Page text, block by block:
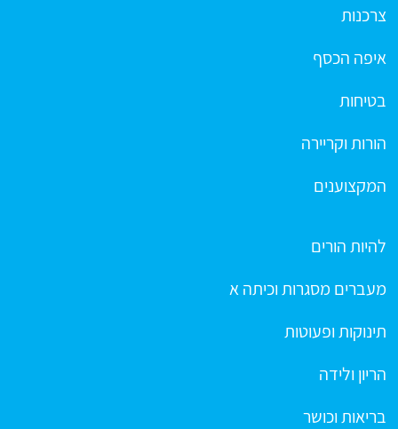
צרכנות
איפה הכסף
בטיחות
הורות וקריירה
המקצוענים
להיות הורים
מעברים מסגרות וכיתה א
תינוקות ופעוטות
הריון ולידה
בריאות וכושר